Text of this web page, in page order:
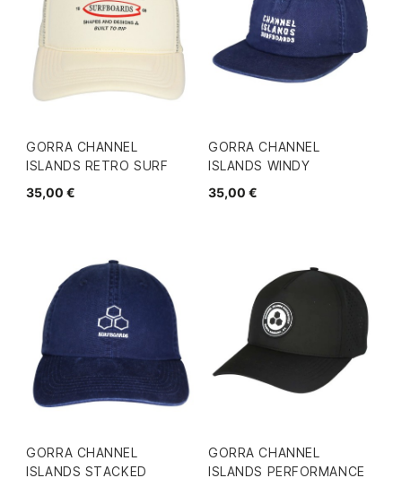
GORRA CHANNEL
ISLANDS RETRO SURF
35,00 €
GORRA CHANNEL
ISLANDS WINDY
35,00 €
GORRA CHANNEL
ISLANDS STACKED
GORRA CHANNEL
ISLANDS PERFORMANCE